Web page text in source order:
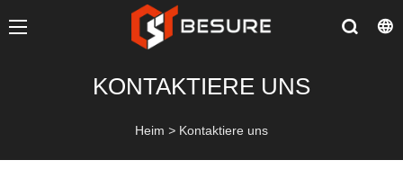
KONTAKTIERE UNS
Heim > Kontaktiere uns